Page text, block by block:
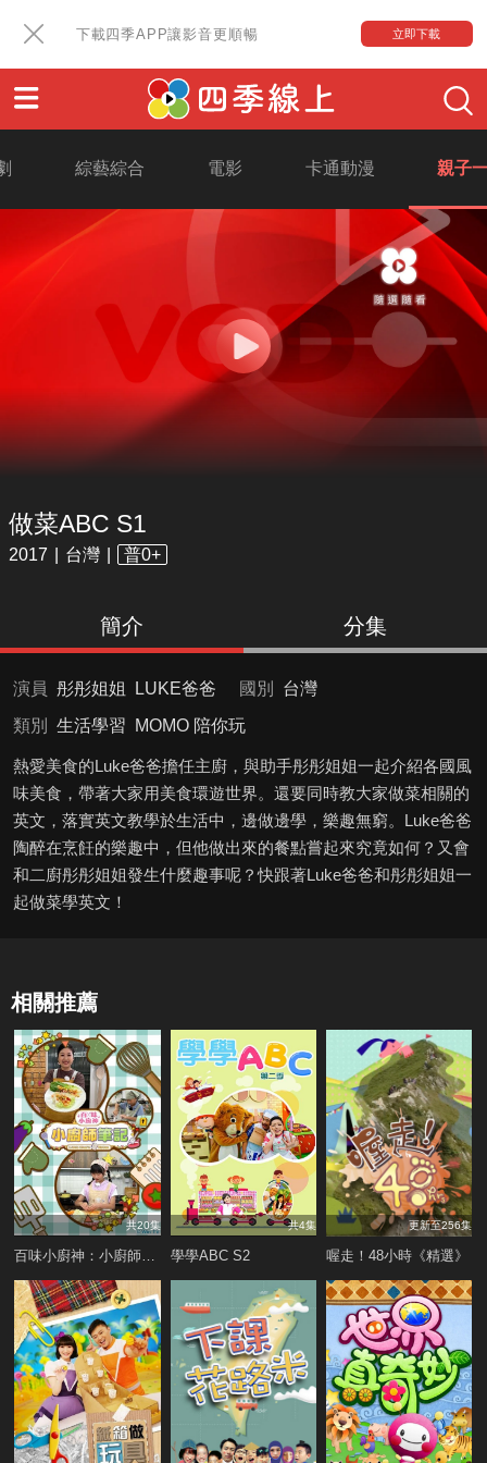
下載四季APP讓影音更順暢 立即下載
綜藝綜合 電影 卡通動漫 親子
做菜ABC S1
2017 台灣 普0+
簡介 分集
演員 彤彤姐姐 LUKE爸爸 國別
台灣
類別
生活學習 MOMO 陪你玩
熱愛美食的Luke爸爸擔任主廚，與助手彤彤姐姐一起介紹各國風
味美食，帶著大家用美食環遊世界。還要同時教大家做菜相關的
英文，落實英文教學於生活中，邊做邊學，樂趣無窮。Luke爸爸
陶醉在烹飪的樂趣中，但他做出來的餐點嘗起來究竟如何？又會
和二廚彤彤姐姐發生什麼趣事呢？快跟著Luke爸爸和彤彤姐姐一
起做菜學英文！
相關推薦
共20集 共4集
學學ABC S2
更新至256集
喔走！48小時《精選》